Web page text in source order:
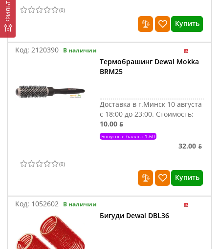
Фильтр (0)
Купить
Код: 2120390 В наличии
Термобрашинг Dewal Mokka
BRM25
Доставка в г.Минск 10 августа
с 18:00 до 23:00. Стоимость:
10.00 ƃ
Бонусные баллы: 1.60
32.00 ƃ
(0)
Купить
Код: 1052602 В наличии
Бигуди Dewal DBL36